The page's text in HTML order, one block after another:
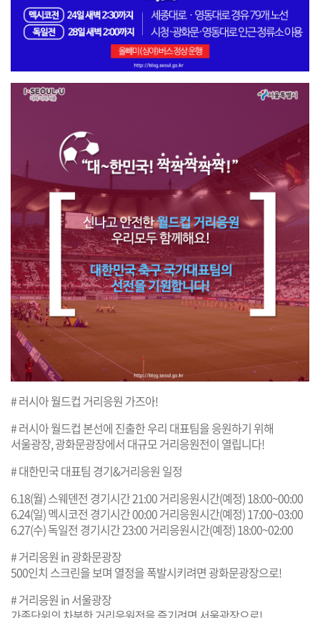
# 러시아 월드컵 거리응원 가즈아!
# 러시아 월드컵 본선에 진출한 우리 대표팀을 응원하기 위해
서울광장, 광화문광장에서 대규모 거리응원전이 열립니다!
# 대한민국 대표팀 경기&거리응원 일정
6.18(월) 스웨덴전 경기시간 21:00 거리응원시간(예정) 18:00~00:00
6.24(일) 멕시코전 경기시간 00:00 거리응원시간(예정) 17:00~03:00
6.27(수) 독일전 경기시간 23:00 거리응원시간(예정) 18:00~02:00
# 거리응원 in 광화문광장
500인치 스크린을 보며 열정을 폭발시키려면 광화문광장으로!
# 거리응원 in 서울광장